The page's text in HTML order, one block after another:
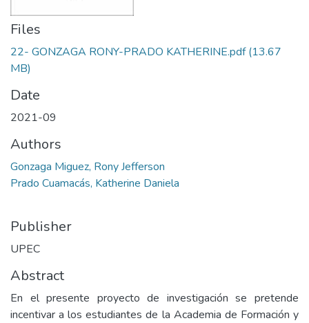
Files
22- GONZAGA RONY-PRADO KATHERINE.pdf(13.67
MB)
Date
2021-09
Authors
Gonzaga Miguez, Rony Jefferson
Prado Cuamacás, Katherine Daniela
Publisher
UPEC
Abstract
En el presente proyecto de investigación se pretende
incentivar a los estudiantes de la Academia de Formación y